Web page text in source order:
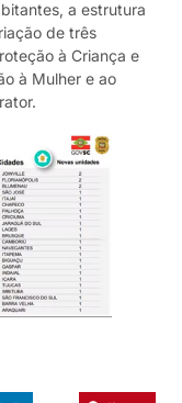
a estrutura
de três
à Criança e
à Mulher e ao